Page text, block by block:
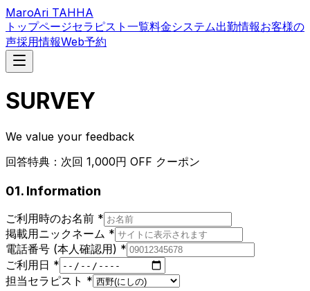
MaroAri TAHHA
トップページセラピスト一覧料金システム出勤情報お客様の
声採用情報Web予約
SURVEY
We value your feedback
回答特典：次回 1,000円 OFF クーポン
01. Information
ご利用時のお名前 *
掲載用ニックネーム *
電話番号 (本人確認用) *
ご利用日 *
担当セラピスト *